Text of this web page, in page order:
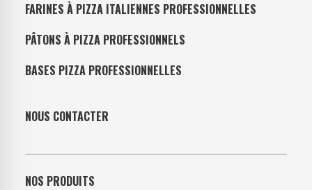
FARINES À PIZZA ITALIENNES PROFESSIONNELLES
PÂTONS À PIZZA PROFESSIONNELS
BASES PIZZA PROFESSIONNELLES
NOUS CONTACTER
NOS PRODUITS